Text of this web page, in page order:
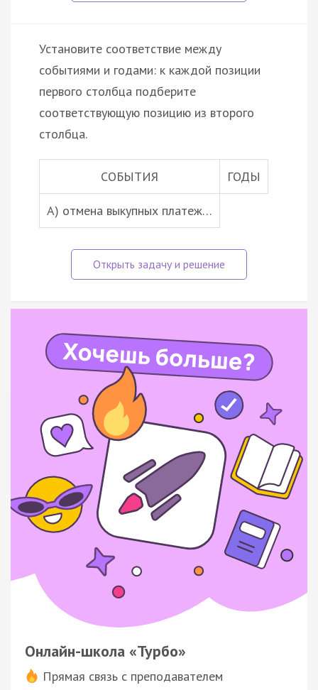
Установите соответствие между
событиями и годами: к каждой позиции
первого столбца подберите
соответствующую позицию из второго
столбца.
СОБЫТИЯ ГОДЫ
А) отмена выкупных платеж…
Онлайн-школа «Турбо»
Прямая связь с преподавателем